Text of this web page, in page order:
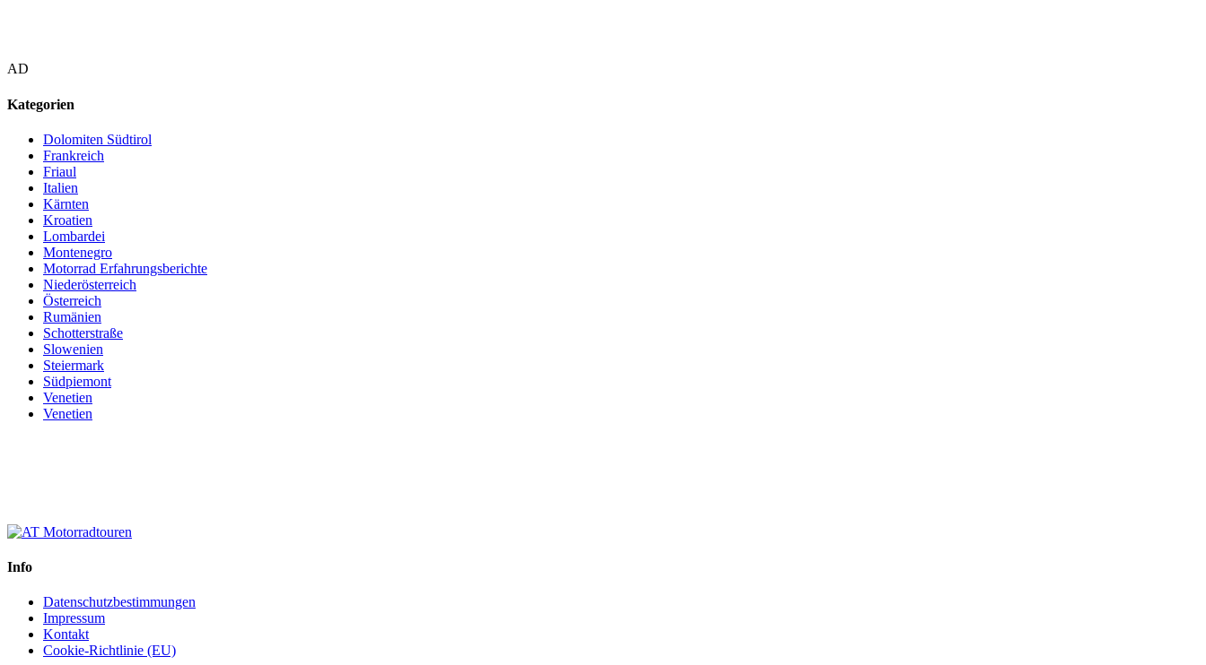
AD
Kategorien
Dolomiten Südtirol
Frankreich
Friaul
Italien
Kärnten
Kroatien
Lombardei
Montenegro
Motorrad Erfahrungsberichte
Niederösterreich
Österreich
Rumänien
Schotterstraße
Slowenien
Steiermark
Südpiemont
Venetien
Venetien
Info
Datenschutzbestimmungen
Impressum
Kontakt
Cookie-Richtlinie (EU)